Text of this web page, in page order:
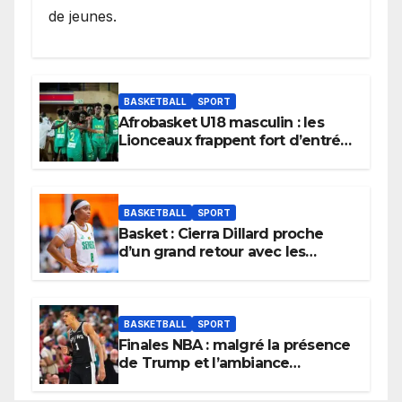
de jeunes.
BASKETBALL SPORT
Afrobasket U18 masculin : les
Lionceaux frappent fort d’entrée
BASKETBALL SPORT
Basket : Cierra Dillard proche
d’un grand retour avec les
BASKETBALL SPORT
Finales NBA : malgré la présence
de Trump et l’ambiance